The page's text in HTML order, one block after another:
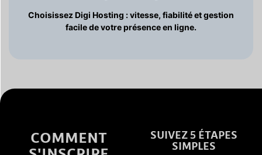
Choisissez Digi Hosting : vitesse, fiabilité et gestion
facile de votre présence en ligne.
COMMENT
SUIVEZ 5 ÉTAPES
SIMPLES